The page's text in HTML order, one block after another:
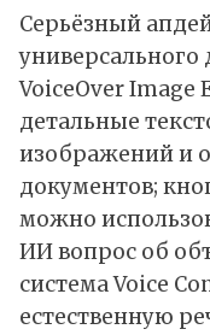
Серьёзный
универсального
VoiceOver Image
детальные
изображений и
документов;
можно
ИИ вопрос об
система Voice
естественную